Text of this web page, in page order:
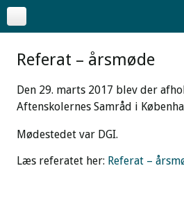
Referat – årsmøde
Den 29. marts 2017 blev der
Aftenskolernes Samråd i
Mødestedet var DGI.
Læs referatet her: Referat –